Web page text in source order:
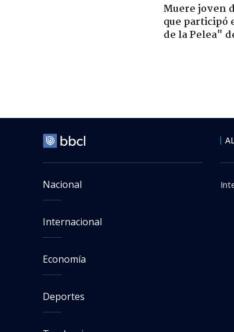
Muere joven
que participó
de la Pelea"
Nacional
Internacional
Economía
Deportes